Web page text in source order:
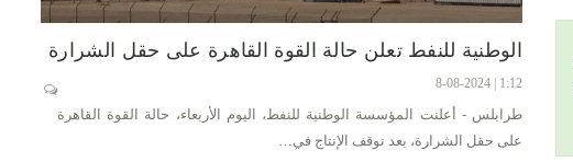
الوطنية للنفط تعلن حالة القوة القاهرة على حقل الشرارة
1:12 | 8-08-2024
طرابلس - أعلنت المؤسسة الوطنية للنفط، اليوم الأربعاء، حالة القوة القاهرة
على حقل الشرارة، بعد توقف الإنتاج في…